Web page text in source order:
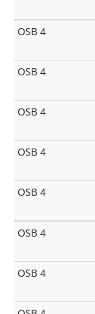
OSB 4
OSB 4
OSB 4
OSB 4
OSB 4
OSB 4
OSB 4